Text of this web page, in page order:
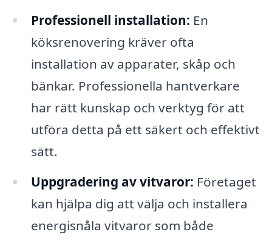
Professionell installation: En
köksrenovering kräver ofta
installation av apparater, skåp och
bänkar. Professionella hantverkare
har rätt kunskap och verktyg för att
utföra detta på ett säkert och effektivt
sätt.
Uppgradering av vitvaror: Företaget
kan hjälpa dig att välja och installera
energisnåla vitvaror som både